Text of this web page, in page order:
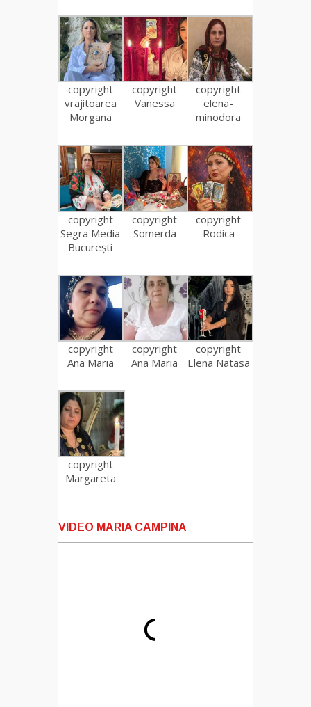
copyright
vrajitoarea
Morgana
copyright
Vanessa
copyright
elena-
minodora
copyright
Segra Media
București
copyright
Somerda
copyright
Rodica
copyright
Ana Maria
copyright
Ana Maria
copyright
Elena Natasa
copyright
Margareta
VIDEO MARIA CAMPINA